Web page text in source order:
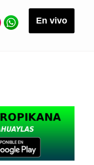
En vivo